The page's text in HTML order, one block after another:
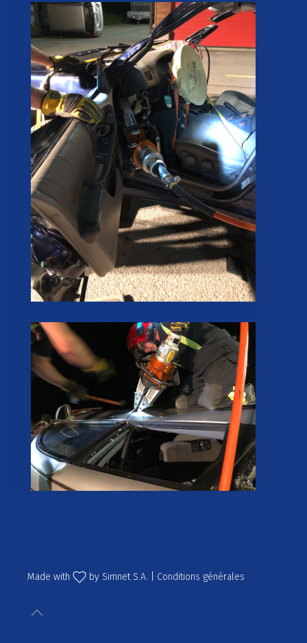
Made with by Simnet S.A. Conditions générales